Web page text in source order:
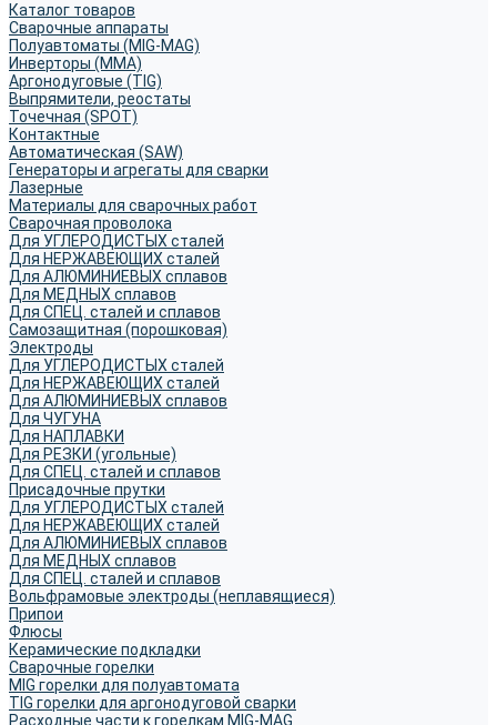
Каталог товаров
Сварочные аппараты
Полуавтоматы (MIG-MAG)
Инверторы (MMA)
Аргонодуговые (TIG)
Выпрямители, реостаты
Точечная (SPOT)
Контактные
Автоматическая (SAW)
Генераторы и агрегаты для сварки
Лазерные
Материалы для сварочных работ
Сварочная проволока
Для УГЛЕРОДИСТЫХ сталей
Для НЕРЖАВЕЮЩИХ сталей
Для АЛЮМИНИЕВЫХ сплавов
Для МЕДНЫХ сплавов
Для СПЕЦ. сталей и сплавов
Самозащитная (порошковая)
Электроды
Для УГЛЕРОДИСТЫХ сталей
Для НЕРЖАВЕЮЩИХ сталей
Для АЛЮМИНИЕВЫХ сплавов
Для ЧУГУНА
Для НАПЛАВКИ
Для РЕЗКИ (угольные)
Для СПЕЦ. сталей и сплавов
Присадочные прутки
Для УГЛЕРОДИСТЫХ сталей
Для НЕРЖАВЕЮЩИХ сталей
Для АЛЮМИНИЕВЫХ сплавов
Для МЕДНЫХ сплавов
Для СПЕЦ. сталей и сплавов
Вольфрамовые электроды (неплавящиеся)
Припои
Флюсы
Керамические подкладки
Сварочные горелки
MIG горелки для полуавтомата
TIG горелки для аргонодуговой сварки
Расходные части к горелкам MIG-MAG